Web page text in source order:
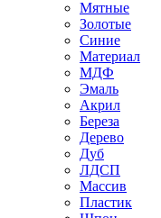
Мятные
Золотые
Синие
Материал
МДФ
Эмаль
Акрил
Береза
Дерево
Дуб
ЛДСП
Массив
Пластик